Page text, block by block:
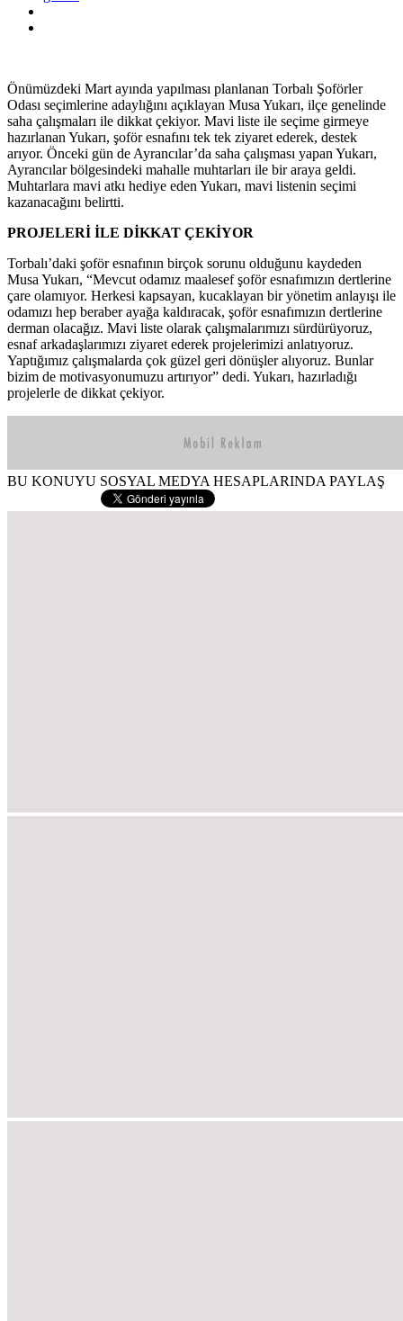
Önümüzdeki Mart ayında yapılması planlanan Torbalı Şoförler
Odası seçimlerine adaylığını açıklayan Musa Yukarı, ilçe genelinde
saha çalışmaları ile dikkat çekiyor. Mavi liste ile seçime girmeye
hazırlanan Yukarı, şoför esnafını tek tek ziyaret ederek, destek
arıyor. Önceki gün de Ayrancılar’da saha çalışması yapan Yukarı,
Ayrancılar bölgesindeki mahalle muhtarları ile bir araya geldi.
Muhtarlara mavi atkı hediye eden Yukarı, mavi listenin seçimi
kazanacağını belirtti.
PROJELERİ İLE DİKKAT ÇEKİYOR
Torbalı’daki şoför esnafının birçok sorunu olduğunu kaydeden
Musa Yukarı, “Mevcut odamız maalesef şoför esnafımızın dertlerine
çare olamıyor. Herkesi kapsayan, kucaklayan bir yönetim anlayışı ile
odamızı hep beraber ayağa kaldıracak, şoför esnafımızın dertlerine
derman olacağız. Mavi liste olarak çalışmalarımızı sürdürüyoruz,
esnaf arkadaşlarımızı ziyaret ederek projelerimizi anlatıyoruz.
Yaptığımız çalışmalarda çok güzel geri dönüşler alıyoruz. Bunlar
bizim de motivasyonumuzu artırıyor” dedi. Yukarı, hazırladığı
projelerle de dikkat çekiyor.
BU KONUYU SOSYAL MEDYA HESAPLARINDA PAYLAŞ